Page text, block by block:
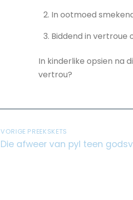
In ootmoed
Biddend in vertroue
In kinderlike opsien na
vertrou?
VORIGE PREEKSKETS
Die afweer van pyl teen